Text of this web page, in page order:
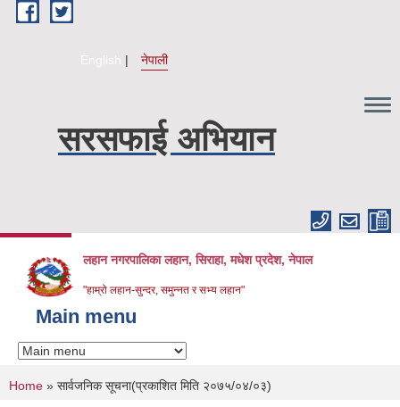
Skip to main content
English नेपाली
सरसफाई अभियान
लहान नगरपालिका लहान, सिराहा, मधेश प्रदेश, नेपाल
"हाम्रो लहान-सुन्दर, समुन्नत र सभ्य लहान"
Main menu
You are here
Home » सार्वजनिक सूचना(प्रकाशित मिति २०७५/०४/०३)